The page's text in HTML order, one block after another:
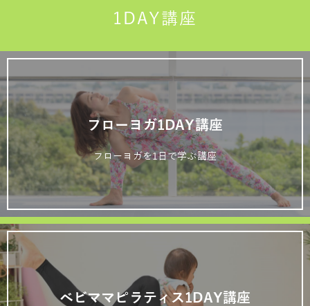
1DAY講座
フローヨガ1DAY講座
フローヨガを1日で学ぶ講座
ベビママピラティス1DAY講座